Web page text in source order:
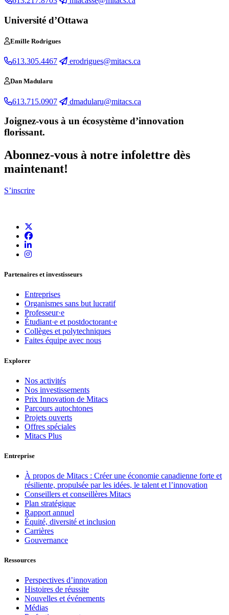
Université d’Ottawa
Emille Rodrigues
613.305.4467 erodrigues@mitacs.ca
Dan Madularu
613.715.0907 dmadularu@mitacs.ca
Joignez-vous à un écosystème d’innovation
florissant.
Abonnez-vous à notre infolettre dès
maintenant!
S’inscrire
Partenaires et investisseurs
Entreprises
Organismes sans but lucratif
Professeur·e
Étudiant·e et postdoctorant·e
Collèges et polytechniques
Faites équipe avec nous
Explorer
Nos activités
Nos investissements
Prix Innovation de Mitacs
Parcours autochtones
Projets ouverts
Offres spéciales
Mitacs Plus
Entreprise
À propos de Mitacs : Créer une économie canadienne forte et
résiliente, propulsée par les idées, le talent et l’innovation
Conseillers et conseillères Mitacs
Plan stratégique
Rapport annuel
Équité, diversité et inclusion
Carrières
Gouvernance
Ressources
Perspectives d’innovation
Histoires de réussite
Nouvelles et événements
Médias